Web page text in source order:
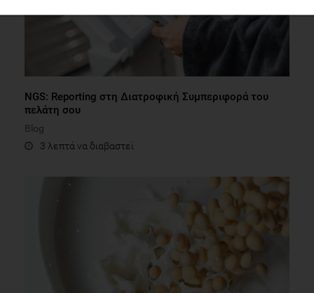
NGS: Reporting στη Διατροφική Συμπεριφορά του
πελάτη σου
Blog
3 λεπτά να διαβαστεί